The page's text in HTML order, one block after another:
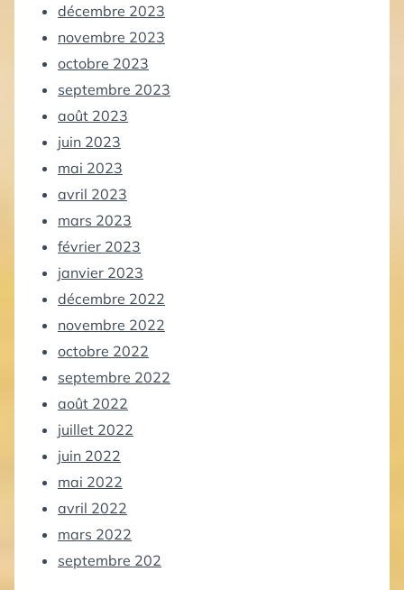
décembre 2023
novembre 2023
octobre 2023
septembre 2023
août 2023
juin 2023
mai 2023
avril 2023
mars 2023
février 2023
janvier 2023
décembre 2022
novembre 2022
octobre 2022
septembre 2022
août 2022
juillet 2022
juin 2022
mai 2022
avril 2022
mars 2022
septembre 202